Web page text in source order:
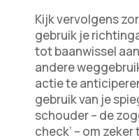
Kijk vervolgens
gebruik je
tot baanwissel
andere
actie te
gebruik van je
schouder – de
check’ – om